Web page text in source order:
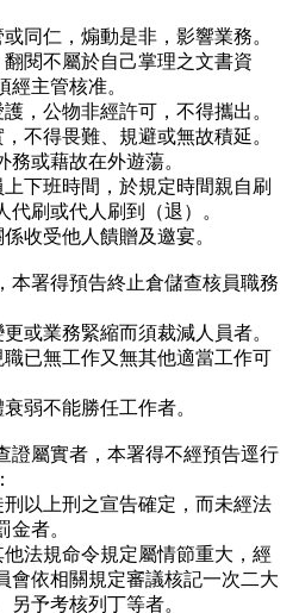
同仁，煽動是非，影響業務。
閱不屬於自己掌理之文書資
主管核准。
，公物非經許可，不得攜出。
不得畏難、規避或無故積延。
務或藉故在外遊蕩。
下班時間，於規定時間親自刷
刷或代人刷到（退）。
收受他人饋贈及邀宴。
本署得預告終止倉儲查核員職務
或業務緊縮而須裁減人員者。
已無工作又無其他適當工作可
弱不能勝任工作者。
證屬實者，本署得不經預告逕行
以上刑之宣告確定，而未經法
金者。
法規命令規定屬情節重大，經
會依相關規定審議核記一次二大
予考核列丁等者。